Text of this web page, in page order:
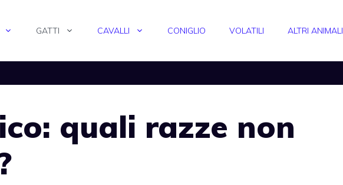
GATTI CAVALLI CONIGLIO VOLATILI ALTRI ANIMALI
quali razze non